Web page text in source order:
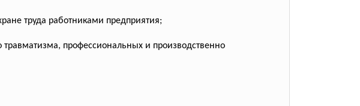
труда работниками предприятия;
профессиональных и производственно